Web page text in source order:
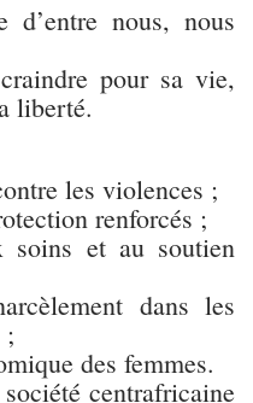
d’entre nous, nous
pour sa vie,
liberté.
les violences ;
renforcés ;
soins et au soutien
dans les
;
des femmes.
centrafricaine